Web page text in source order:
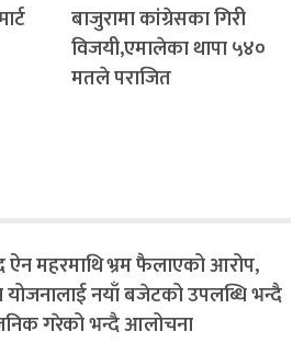
बाजुरामा कांग्रेसका गिरी
विजयी,एमालेका थापा ५४०
मतले पराजित
महरमाथि भ्रम फैलाएको आरोप,
योजनालाई नयाँ बजेटको उपलब्धि भन्दै
गरेको भन्दै आलोचना